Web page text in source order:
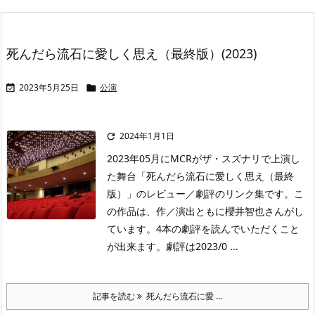
死んだら流石に愛しく思え（最終版）(2023)
 2023年5月25日  公演
 2024年1月1日
2023年05月にMCRがザ・スズナリで上演し
た舞台「死んだら流石に愛しく思え（最終
版）」のレビュー／劇評のリンク集です。こ
の作品は、作／演出ともに櫻井智也さんがし
ています。4本の劇評を読んでいただくこと
が出来ます。劇評は2023/0 ...
記事を読む 死んだら流石に愛 ...